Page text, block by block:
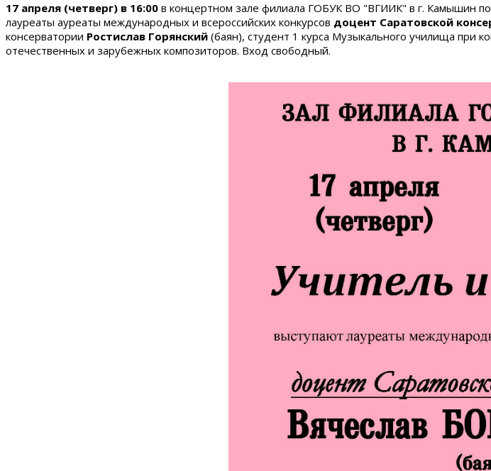
17 апреля (четверг) в 16:00 в концертном зале филиала ГОБУК ВО "ВГИИК" в г. Камышин по
лауреаты ауреаты международных и всероссийских конкурсов доцент Саратовской
консерватории Ростислав Горянский (баян), студент 1 курса Музыкального училища при
отечественных и зарубежных композиторов. Вход свободный.